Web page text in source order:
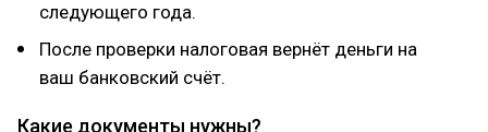
следующего года.
После проверки налоговая вернёт деньги на
ваш банковский счёт.
Какие документы нужны?